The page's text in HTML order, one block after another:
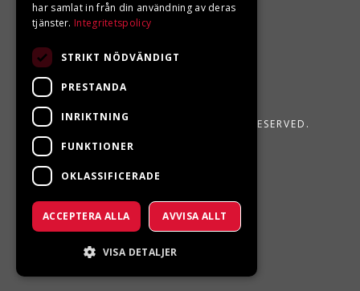
LJUNGBERGS MOTOR 2026. ALL RIGHTS RESERVED.
POWERED BY EMPORI CMS
har samlat in från din användning av deras
tjänster. Integritetspolicy
STRIKT NÖDVÄNDIGT
PRESTANDA
INRIKTNING
FUNKTIONER
OKLASSIFICERADE
ACCEPTERA ALLA AVVISA ALLT
VISA DETALJER